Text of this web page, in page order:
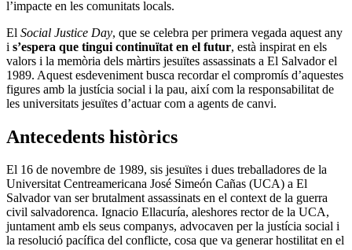
l’impacte en les comunitats locals.
El Social Justice Day, que se celebra per primera vegada aquest any
i s’espera que tingui continuïtat en el futur, està inspirat en els
valors i la memòria dels màrtirs jesuïtes assassinats a El Salvador el
1989. Aquest esdeveniment busca recordar el compromís d’aquestes
figures amb la justícia social i la pau, així com la responsabilitat de
les universitats jesuïtes d’actuar com a agents de canvi.
Antecedents històrics
El 16 de novembre de 1989, sis jesuïtes i dues treballadores de la
Universitat Centreamericana José Simeón Cañas (UCA) a El
Salvador van ser brutalment assassinats en el context de la guerra
civil salvadorenca. Ignacio Ellacuría, aleshores rector de la UCA,
juntament amb els seus companys, advocaven per la justícia social i
la resolució pacífica del conflicte, cosa que va generar hostilitat en el